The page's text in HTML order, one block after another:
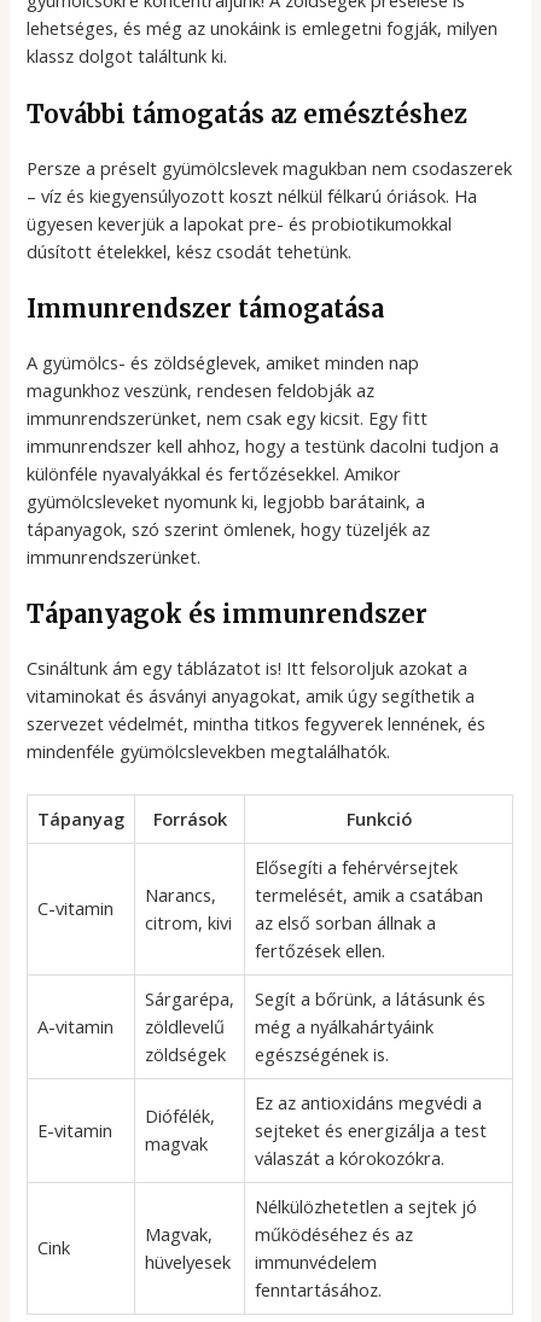
lehetséges, és még az unokáink is emlegetni fogják, milyen
klassz dolgot találtunk ki.
További támogatás az emésztéshez
Persze a préselt gyümölcslevek magukban nem csodaszerek
– víz és kiegyensúlyozott koszt nélkül félkarú óriások. Ha
ügyesen keverjük a lapokat pre- és probiotikumokkal
dúsított ételekkel, kész csodát tehetünk.
Immunrendszer támogatása
A gyümölcs- és zöldséglevek, amiket minden nap
magunkhoz veszünk, rendesen feldobják az
immunrendszerünket, nem csak egy kicsit. Egy fitt
immunrendszer kell ahhoz, hogy a testünk dacolni tudjon a
különféle nyavalyákkal és fertőzésekkel. Amikor
gyümölcsleveket nyomunk ki, legjobb barátaink, a
tápanyagok, szó szerint ömlenek, hogy tüzeljék az
immunrendszerünket.
Tápanyagok és immunrendszer
Csináltunk ám egy táblázatot is! Itt felsoroljuk azokat a
vitaminokat és ásványi anyagokat, amik úgy segíthetik a
szervezet védelmét, mintha titkos fegyverek lennének, és
mindenféle gyümölcslevekben megtalálhatók.
Tápanyag Források Funkció
C-vitamin
Narancs,
citrom, kivi
Elősegíti a fehérvérsejtek
termelését, amik a csatában
az első sorban állnak a
fertőzések ellen.
A-vitamin
Sárgarépa,
zöldlevelű
zöldségek
Segít a bőrünk, a látásunk és
még a nyálkahártyáink
egészségének is.
E-vitamin
Diófélék,
magvak
Ez az antioxidáns megvédi a
sejteket és energizálja a test
válaszát a kórokozókra.
Cink
Magvak,
hüvelyesek
Nélkülözhetetlen a sejtek jó
működéséhez és az
immunvédelem
fenntartásához.